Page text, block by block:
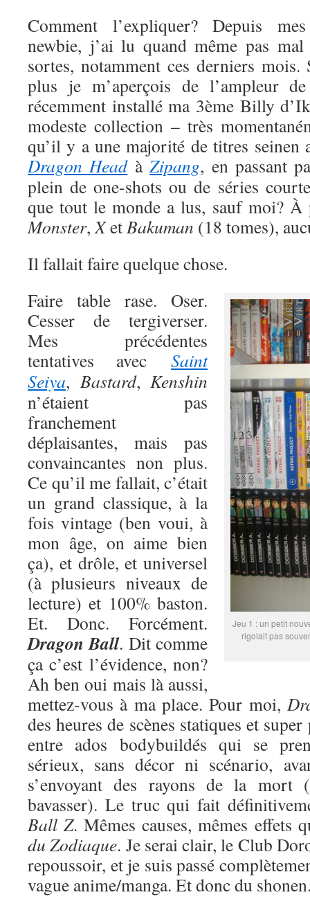
Comment l’expliquer? Depuis
newbie, j’ai lu quand même pas
sortes, notamment ces derniers
plus je m’aperçois de l’ampleur
récemment installé ma 3ème Billy
modeste collection – très
qu’il y a une majorité de titres seinen
Dragon HeadàZipang, en passant
plein de one-shots ou de séries
que tout le monde a lus, sauf moi?
Monster,XetBakuman (18 tomes),
Il fallait faire quelque chose.
Jeu 1 : un petit
rigolait pas
Faire table rase. Oser.
Cesser de tergiverser.
Mes précédentes
tentatives avec Saint
Seiya, Bastard, Kenshin
n’étaient pas
franchement
déplaisantes, mais pas
convaincantes non plus.
Ce qu’il me fallait, c’était
un grand classique, à la
fois vintage (ben voui, à
mon âge, on aime bien
ça), et drôle, et universel
(à plusieurs niveaux de
lecture) et 100% baston.
Et. Donc. Forcément.
Dragon Ball. Dit comme
ça c’est l’évidence, non?
Ah ben oui mais là aussi,
mettez-vous à ma place. Pour moi,
des heures de scènes statiques et
entre ados bodybuildés qui se
sérieux, sans décor ni scénario,
s’envoyant des rayons de la mort
bavasser). Le truc qui fait
Ball Z. Mêmes causes, mêmes effets
du Zodiaque. Je serai clair, le Club
repoussoir, et je suis passé
vague anime/manga. Et donc du